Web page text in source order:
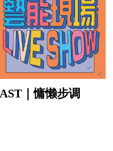
｜慵懒步调